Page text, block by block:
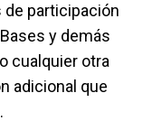
participación
y demás
cualquier otra
adicional que